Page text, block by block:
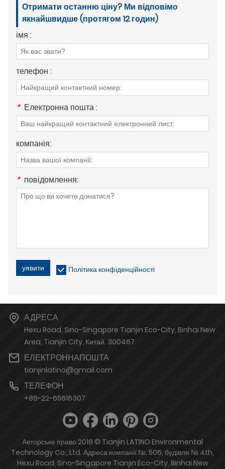
Отримати останню ціну? Ми відповімо
якнайшвидше (протягом 12 годин)
імя :
телефон :
* Електронна пошта :
компанія:
* повідомлення:
уявити Політика конфіденційності
АДРЕСА
Hexu Road, Sino-Singapore Tianjin Eco-City, Binhai New
Area, Tianjin City, Китай. 300467
ЕЛЕКТРОННАПОШТА
tianjinlatino@gmail.com
ТЕЛЕФОН
+86-22-65616307
Авторське право 2018 © Tianjin LATINO Environmental
Technology Co., Ltd. Адреса компанії:№. 506, будівля № 4th,
Hexu Road, Sino-Singapore Tianjin Eco-City, Binhai New